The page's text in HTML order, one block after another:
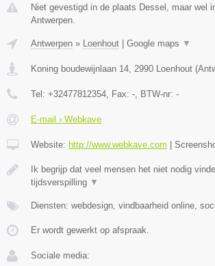
Niet gevestigd in de plaats Dessel, maar wel
Antwerpen.
Antwerpen » Loenhout Google maps ▼
Koning boudewijnlaan 14 2990 Loenhout (
Tel: +32477812354 , Fax: - , BTW-nr: -
E-mail › Webkave
Website: http://www.webkave.com
Ik begrijp dat veel mensen het niet nodig
tijdsverspilling ▼
Diensten: webdesign, vindbaarheid online,
Er wordt gewerkt op afspraak.
Sociale media: